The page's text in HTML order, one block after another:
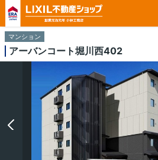
マンション
アーバンコート堀川西402